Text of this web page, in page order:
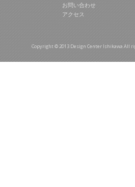
お問い合わせ
アクセス
Copyright © 2013 Design Center Ishikawa